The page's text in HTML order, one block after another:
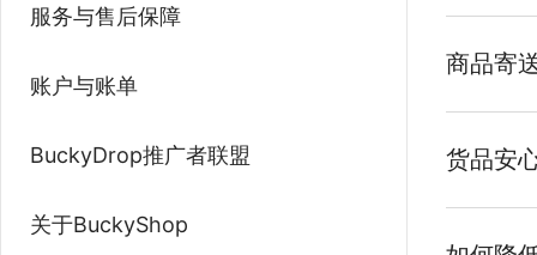
服务与售后保障
账户与账单
BuckyDrop推广者联盟
关于BuckyShop
商品寄
货品安